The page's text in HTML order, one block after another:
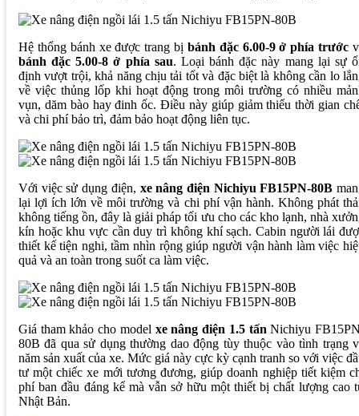
Hệ thống bánh xe được trang bị bánh đặc 6.00-9 ở phía trước
bánh đặc 5.00-8 ở phía sau. Loại bánh đặc này mang lại sự
định vượt trội, khả năng chịu tải tốt và đặc biệt là không cần lo
về việc thủng lốp khi hoạt động trong môi trường có nhiều
vụn, dăm bào hay đinh ốc. Điều này giúp giảm thiểu thời gian
và chi phí bảo trì, đảm bảo hoạt động liên tục.
Với việc sử dụng điện, xe nâng điện Nichiyu FB15PN-80B
lại lợi ích lớn về môi trường và chi phí vận hành. Không phát
không tiếng ồn, đây là giải pháp tối ưu cho các kho lạnh, nhà
kín hoặc khu vực cần duy trì không khí sạch. Cabin người lái
thiết kế tiện nghi, tầm nhìn rộng giúp người vận hành làm việc
quả và an toàn trong suốt ca làm việc.
Giá tham khảo cho model xe nâng điện 1.5 tấn Nichiyu
80B đã qua sử dụng thường dao động tùy thuộc vào tình trạng
năm sản xuất của xe. Mức giá này cực kỳ cạnh tranh so với việc
tư một chiếc xe mới tương đương, giúp doanh nghiệp tiết kiệm
phí ban đầu đáng kể mà vẫn sở hữu một thiết bị chất lượng cao
Nhật Bản.